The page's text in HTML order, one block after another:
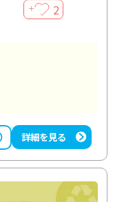
＋ 2
詳細を見る